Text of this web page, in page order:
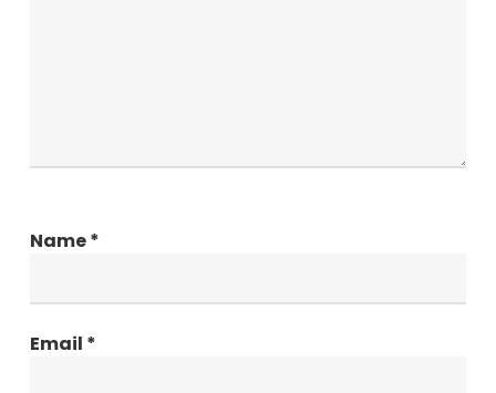
Name*
Email *